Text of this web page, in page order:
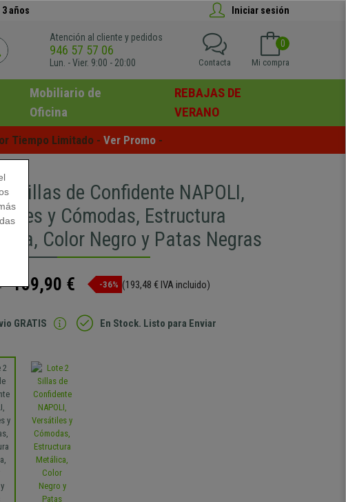
3 años Iniciar sesión
Atención al cliente y pedidos
946 57 57 06
Lun. - Vier. 9:00 - 20:00
0
Mi compra
Contacta
Mobiliario de
Oficina
REBAJAS DE
VERANO
Tiempo Limitado - Ver Promo -
Sillas de Confidente NAPOLI,
y Cómodas, Estructura
Color Negro y Patas Negras
159,90 € -36% (193,48 € IVA incluido)
GRATIS En Stock. Listo para Enviar